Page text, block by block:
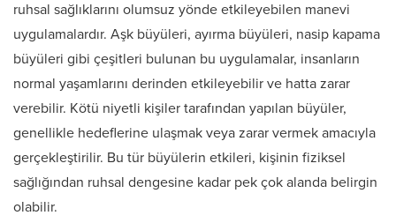
ruhsal sağlıklarını olumsuz yönde etkileyebilen manevi
uygulamalardır. Aşk büyüleri, ayırma büyüleri, nasip kapama
büyüleri gibi çeşitleri bulunan bu uygulamalar, insanların
normal yaşamlarını derinden etkileyebilir ve hatta zarar
verebilir. Kötü niyetli kişiler tarafından yapılan büyüler,
genellikle hedeflerine ulaşmak veya zarar vermek amacıyla
gerçekleştirilir. Bu tür büyülerin etkileri, kişinin fiziksel
sağlığından ruhsal dengesine kadar pek çok alanda belirgin
olabilir.